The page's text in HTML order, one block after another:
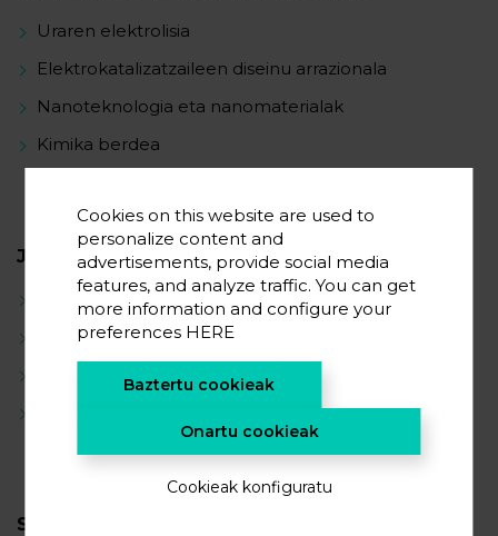
Uraren elektrolisia
Elektrokatalizatzaileen diseinu arrazionala
Nanoteknologia eta nanomaterialak
Kimika berdea
JARDUERA ZIENTIFIKOA
Kimika kuantiko konputazionala
Erdieroaleak nanoeskalan
Katalisi heterogenoa
SARIAK
Cookies on this website are used to
personalize content and
advertisements, provide social media
features, and analyze traffic. You can get
more information and configure your
preferences HERE
Baztertu cookieak
Onartu cookieak
Cookieak konfiguratu